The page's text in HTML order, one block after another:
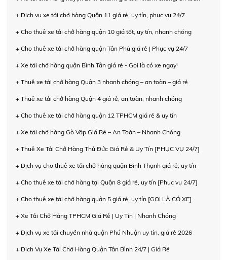
+ Dịch vụ xe tải chở hàng Quận 11 giá rẻ, uy tín, phục vụ 24/7
+ Cho thuê xe tải chở hàng quận 10 giá tốt, uy tín, nhanh chóng
+ Cho thuê xe tải chở hàng quận Tân Phú giá rẻ | Phục vụ 24/7
+ Xe tải chở hàng quận Bình Tân giá rẻ - Gọi là có xe ngay!
+ Thuê xe tải chở hàng Quận 3 nhanh chóng – an toàn – giá rẻ
+ Thuê xe tải chở hàng Quận 4 giá rẻ, an toàn, nhanh chóng
+ Cho thuê xe tải chở hàng quận 12 TPHCM giá rẻ & uy tín
+ Xe tải chở hàng Gò Vấp Giá Rẻ – An Toàn – Nhanh Chóng
+ Thuê Xe Tải Chở Hàng Thủ Đức Giá Rẻ & Uy Tín [PHỤC VỤ 24/7]
+ Dịch vụ cho thuê xe tải chở hàng quận Bình Thạnh giá rẻ, uy tín
+ Cho thuê xe tải chở hàng tại Quận 8 giá rẻ, uy tín [Phục vụ 24/7]
+ Cho thuê xe tải chở hàng quận 5 giá rẻ, uy tín [GỌI LÀ CÓ XE]
+ Xe Tải Chở Hàng TPHCM Giá Rẻ | Uy Tín | Nhanh Chóng
+ Dịch vụ xe tải chuyển nhà quận Phú Nhuận uy tín, giá rẻ 2026
+ Dịch Vụ Xe Tải Chở Hàng Quận Tân Bình 24/7 | Giá Rẻ